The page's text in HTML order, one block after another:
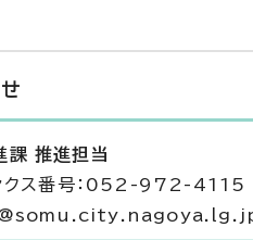
課 推進担当
ス番号：052-972-4115